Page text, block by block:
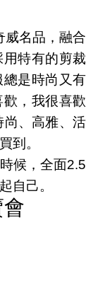
威名品，融合
特有的剪裁
是時尚又有
，我很喜歡
尚、高雅、活
到。
候，全面2.5
自己。